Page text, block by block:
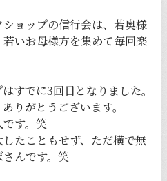
ョップの信行会は、若奥様
いお母様方を集めて毎回楽
すでに3回目となりました。
りがとうございます。
す。笑
たこともせず、ただ横で無
んです。笑